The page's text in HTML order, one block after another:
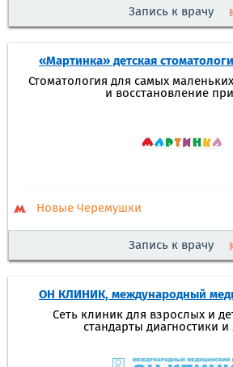
Запись к врачу
«Мартинка» детская
Стоматология для самых
и восстановление
Новые Черемушки
Запись к врачу
ОН КЛИНИК, международный
Сеть клиник для взрослых и
стандарты диагностики и